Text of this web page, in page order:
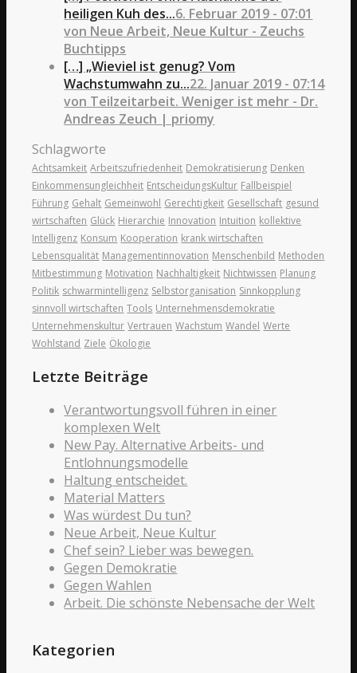
heiligen Kuh des...6. Februar 2019 - 07:01
von Neue Arbeit, Neue Kultur - Zeuchs
Buchtipps
[…] „Wieviel ist genug? Vom
Wachstumwahn zu...22. Januar 2019 - 07:14
von Teilzeitarbeit. Weniger ist mehr - Dr.
Andreas Zeuch | priomy
Schlagworte
Achtsamkeit Arbeitszufriedenheit Demokratisierung Denken
Einkommensungleichheit EntscheidungsKultur Fallbeispiel
Führung Gehalt Gemeinwohl Gerechtigkeit Gesellschaft gesund
wirtschaften Glück Hierarchie Innovation Intuition kollektive
Intelligenz Konsum Kooperation krank wirtschaften
Lebensqualität Managementinnovation Menschenbild Methoden
Mitbestimmung Motivation Nachhaltigkeit Nichtwissen Planung
Politik schwarmintelligenz Selbstorganisation Sinnkopplung
sinnvoll wirtschaften Tools Unternehmensdemokratie
Unternehmenskultur Vertrauen Wachstum Wandel Werte
Wohlstand Ziele Ökologie
Letzte Beiträge
Verantwortungsvoll führen in einer
komplexen Welt
New Pay. Alternative Arbeits- und
Entlohnungsmodelle
Haltung entscheidet.
Material Matters
Was würdest Du tun?
Neue Arbeit, Neue Kultur
Chef sein? Lieber was bewegen.
Gegen Demokratie
Gegen Wahlen
Arbeit. Die schönste Nebensache der Welt
Kategorien